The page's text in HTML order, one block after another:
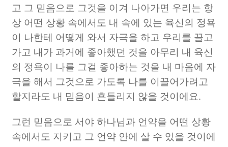
고 그 믿음으로 그것을 이겨 나아가면 우리는 항
상 어떤 상황 속에서도 내 속에 있는 육신의 정욕
이 나한테 어떻게 와서 자극을 하고 우리를 끌고
가고 내가 과거에 좋아했던 것을 아무리 내 육신
의 정욕이 나를 그걸 좋아하는 것을 내 마음에 자
극을 해서 그것으로 가도록 나를 이끌어가려고
할지라도 내 믿음이 흔들리지 않을 것이에요.
그런 믿음으로 서야 하나님과 언약을 어떤 상황
속에서도 지키고 그 언약 안에 살 수 있을 것이에